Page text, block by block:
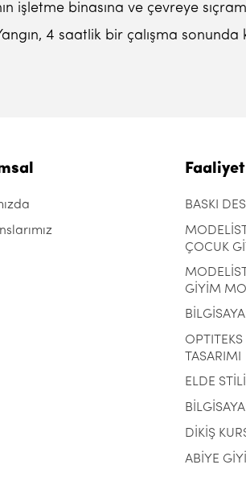
işletme binasına ve çevreye
4 saatlik bir çalışma
BASKI
ÇOCUK
GİYİM
OPTITEKS
TASARIMI
ELDE
DİKİŞ
ABİYE